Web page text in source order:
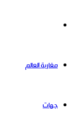
مغاربة العالم
جهات